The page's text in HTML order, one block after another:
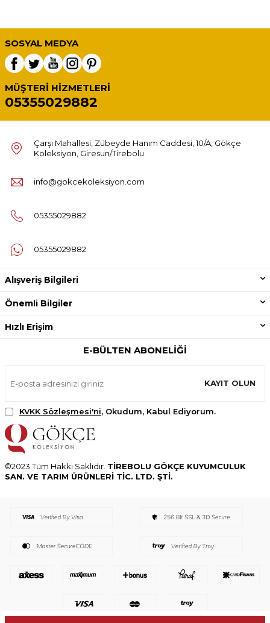
SOSYAL MEDYA
MÜŞTERI HIZMETLERI
05355029882
Çarşı Mahallesi, Zübeyde Hanım Caddesi, 10/A, Gökçe
Koleksiyon, Giresun/Tirebolu
info@gokcekoleksiyon.com
05355029882
05355029882
Alışveriş Bilgileri
Önemli Bilgiler
Hızlı Erişim
E-BÜLTEN ABONELIĞI
KAYIT OLUN
KVKK Sözleşmesi'ni, Okudum, Kabul Ediyorum.
©2023 Tüm Hakkı Saklıdır. TİREBOLU GÖKÇE KUYUMCULUK
SAN. VE TARIM ÜRÜNLERİ TİC. LTD. ŞTİ.